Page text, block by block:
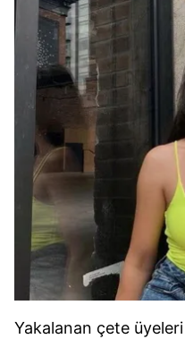
Yakalanan çete